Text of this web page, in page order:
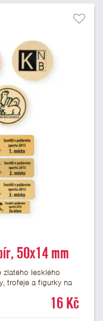
50x14 mm
lesklého
trofeje a figurky na
maximálně 3
16 Kč